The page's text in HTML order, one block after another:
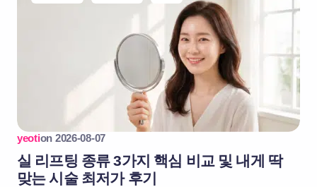
yeotion 2026-08-07
실 리프팅 종류 3가지 핵심 비교 및 내게 딱
맞는 시술 최저가 후기